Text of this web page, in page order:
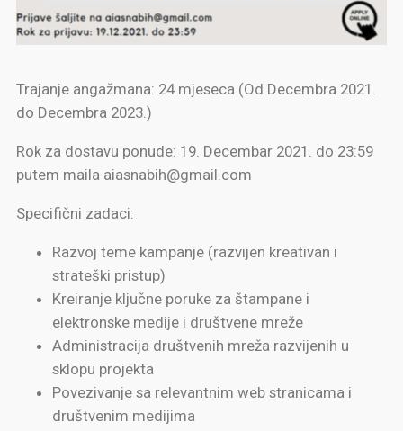
Trajanje angažmana: 24 mjeseca (Od Decembra 2021.
do Decembra 2023.)
Rok za dostavu ponude: 19. Decembar 2021. do 23:59
putem maila aiasnabih@gmail.com
Specifični zadaci:
Razvoj teme kampanje (razvijen kreativan i
strateški pristup)
Kreiranje ključne poruke za štampane i
elektronske medije i društvene mreže
Administracija društvenih mreža razvijenih u
sklopu projekta
Povezivanje sa relevantnim web stranicama i
društvenim medijima